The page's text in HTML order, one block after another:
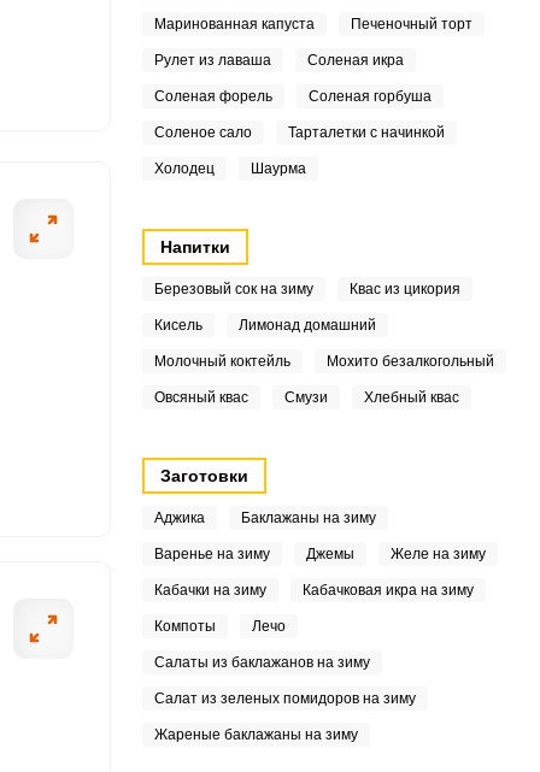
Маринованная капуста Печеночный торт
Рулет из лаваша Соленая икра
Соленая форель Соленая горбуша
Соленое сало Тарталетки с начинкой
Холодец Шаурма
Напитки
Березовый сок на зиму Квас из цикория
Кисель Лимонад домашний
Молочный коктейль Мохито безалкогольный
Овсяный квас Смузи Хлебный квас
Заготовки
Аджика Баклажаны на зиму
Варенье на зиму Джемы Желе на зиму
Кабачки на зиму Кабачковая икра на зиму
Компоты Лечо
Салаты из баклажанов на зиму
Салат из зеленых помидоров на зиму
Жареные баклажаны на зиму
духовку на 180